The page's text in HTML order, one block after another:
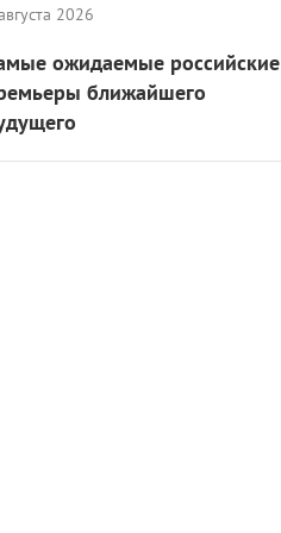
2026
ожидаемые российские
ближайшего